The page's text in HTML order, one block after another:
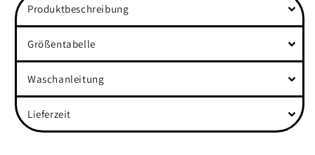
Produktbeschreibung
Größentabelle
Waschanleitung
Lieferzeit